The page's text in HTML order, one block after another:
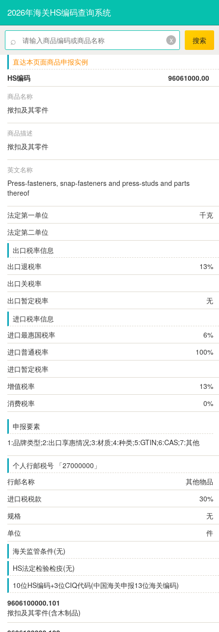
2026年海关HS编码查询系统
⌕ x 搜索
直达本页面商品申报实例
HS编码
96061000.00
商品名称
揿扣及其零件
商品描述
揿扣及其零件
英文名称
Press-fasteners, snap-fasteners and press-studs and parts
thereof
法定第一单位
千克
法定第二单位
出口税率信息
出口退税率
13%
出口关税率
出口暂定税率
无
进口税率信息
进口最惠国税率
6%
进口普通税率
100%
进口暂定税率
增值税率
13%
消费税率
0%
申报要素
1:品牌类型;2:出口享惠情况;3:材质;4:种类;5:GTIN;6:CAS;7:其他
个人行邮税号 「27000000」
行邮名称
其他物品
进口税税款
30%
规格
无
单位
件
海关监管条件(无)
HS法定检验检疫(无)
10位HS编码+3位CIQ代码(中国海关申报13位海关编码)
9606100000.101
揿扣及其零件(含木制品)